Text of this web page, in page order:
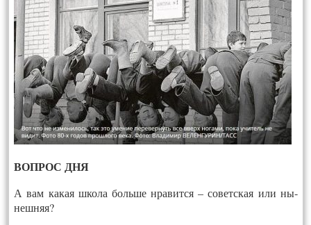
ВОП­РОС ДНЯ
А вам ка­кая шко­ла боль­ше нра­вит­ся – со­ветс­кая или ны­
неш­няя?